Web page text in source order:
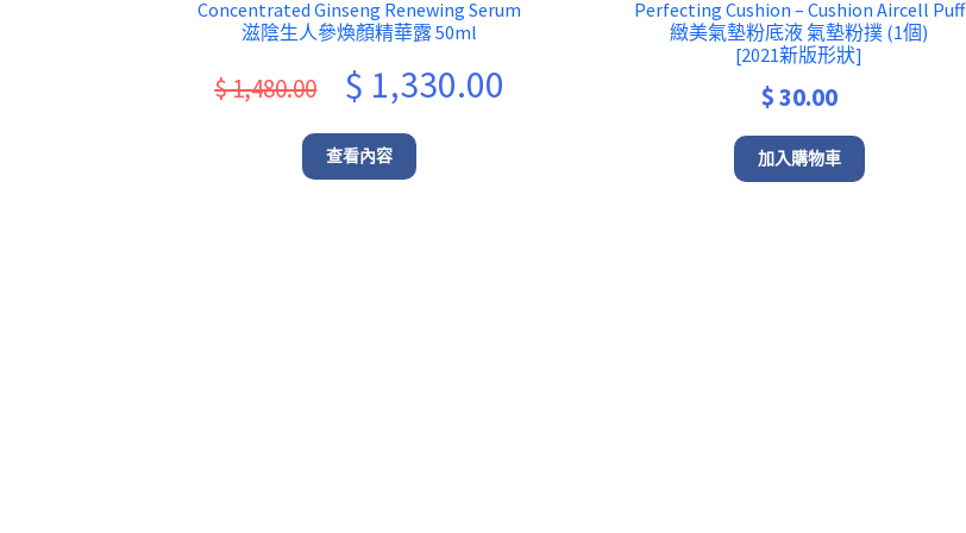
Concentrated Ginseng Renewing Serum
滋陰生人參煥顏精華露 50ml
$1,480.00
Original
price
was:
$ 1,480.00.
$ 1,330.00
查看內容
Perfecting Cushion – Cushion Aircell Puff
緻美氣墊粉底液 氣墊粉撲 (1個)
[2021新版形狀]
$30.00
加入購物車